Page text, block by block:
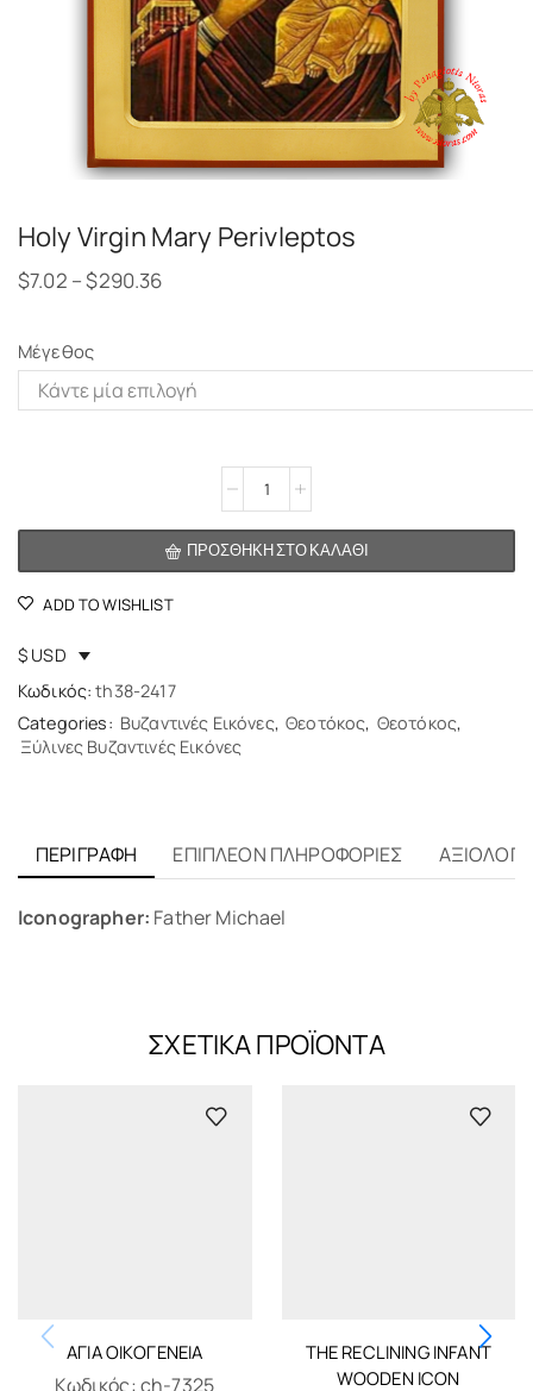
Holy Virgin Mary Perivleptos
$7.02 –$290.36
Μέγεθος
ΠΡΟΣΘΉΚΗ ΣΤΟ ΚΑΛΆΘΙ
ADD TO WISHLIST
$ USD
Κωδικός: th38-2417
Categories: Βυζαντινές Εικόνες, Θεοτόκος, Θεοτόκος,
Ξύλινες Βυζαντινές Εικόνες
ΠΕΡΙΓΡΑΦΉ ΕΠΙΠΛΈΟΝ ΠΛΗΡΟΦΟΡΊΕΣ
Iconographer: Father Michael
ΣΧΕΤΙΚΆ ΠΡΟΪΌΝΤΑ
ΑΓΊΑ ΟΙΚΟΓΈΝΕΙΑ
Κωδικός: ch-7325
THE RECLINING INFANT
WOODEN ICON